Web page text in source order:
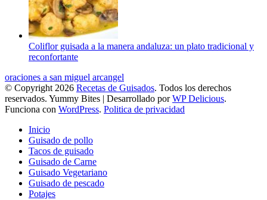
Coliflor guisada a la manera andaluza: un plato tradicional y
reconfortante
oraciones a san miguel arcangel
© Copyright 2026 Recetas de Guisados. Todos los derechos
reservados. Yummy Bites | Desarrollado porWP Delicious.
Funciona con WordPress. Politica de privacidad
Inicio
Guisado de pollo
Tacos de guisado
Guisado de Carne
Guisado Vegetariano
Guisado de pescado
Potajes